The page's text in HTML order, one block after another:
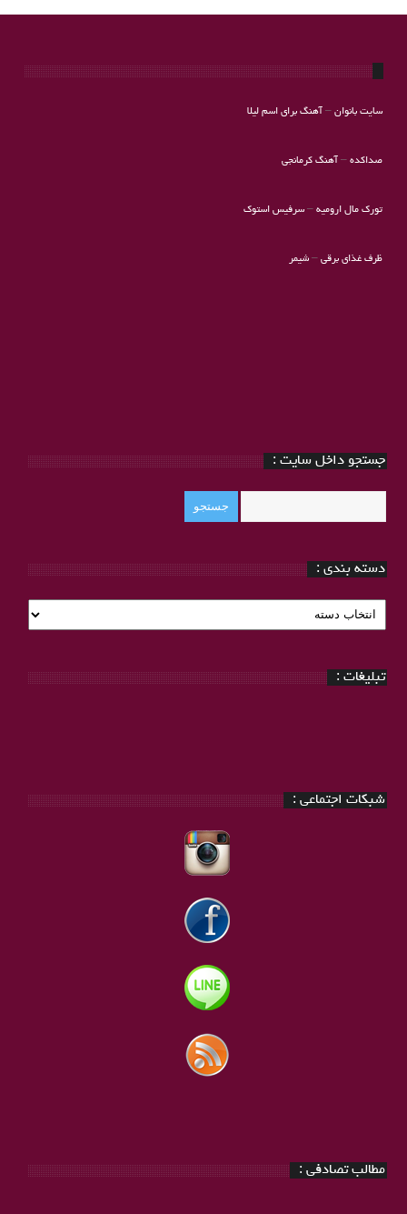
سایت بانوان– آهنگ برای اسم لیلا
صداکده– آهنگ کرمانجی
تورک مال ارومیه–سرفیس استوک
ظرف غذای برقی– شیمر
جستجو داخل سایت :
دسته بندی :
دسته
بندی
تبلیغات :
شبکات اجتماعی :
مطالب تصادفی :